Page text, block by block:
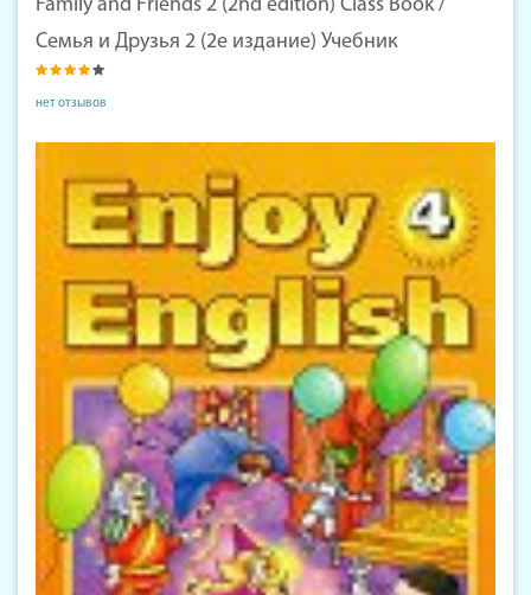
Family and Friends 2 (2nd edition) Class Book /
Семья и Друзья 2 (2е издание) Учебник
нет отзывов